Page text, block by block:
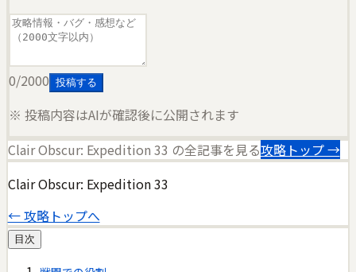
0/2000 投稿する
※ 投稿内容はAIが確認後に公開されます
Clair Obscur: Expedition 33 の全記事を見る攻略トップ →
Clair Obscur: Expedition 33
← 攻略トップへ
目次